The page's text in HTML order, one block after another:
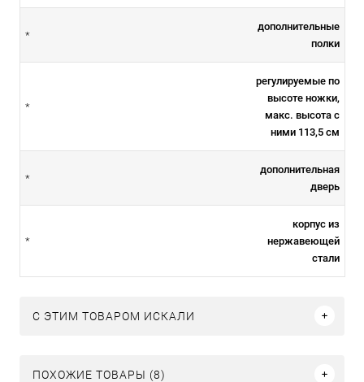
*
дополнительные
полки
*
регулируемые по
высоте ножки,
макс. высота с
ними 113,5 см
*
дополнительная
дверь
*
корпус из
нержавеющей
стали
C ЭТИМ ТОВАРОМ ИСКАЛИ
ПОХОЖИЕ ТОВАРЫ (8)